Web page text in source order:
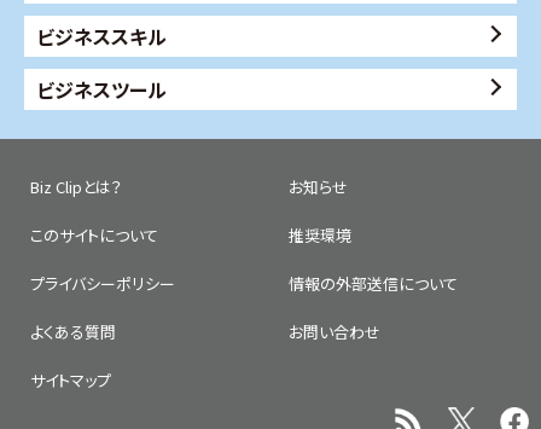
ビジネススキル
ビジネスツール
Biz Clipとは？ お知らせ
このサイトについて 推奨環境
プライバシーポリシー 情報の外部送信について
よくある質問 お問い合わせ
サイトマップ